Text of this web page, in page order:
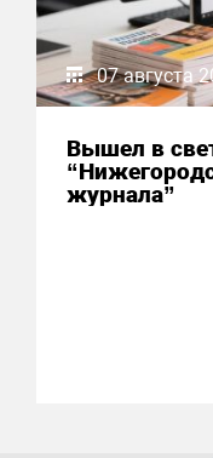
07 августа
Вышел в
журнала”